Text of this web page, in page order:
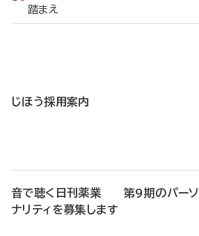
踏まえ
じほう採用案内
音で聴く日刊薬業 第9期のパーソ
ナリティを募集します